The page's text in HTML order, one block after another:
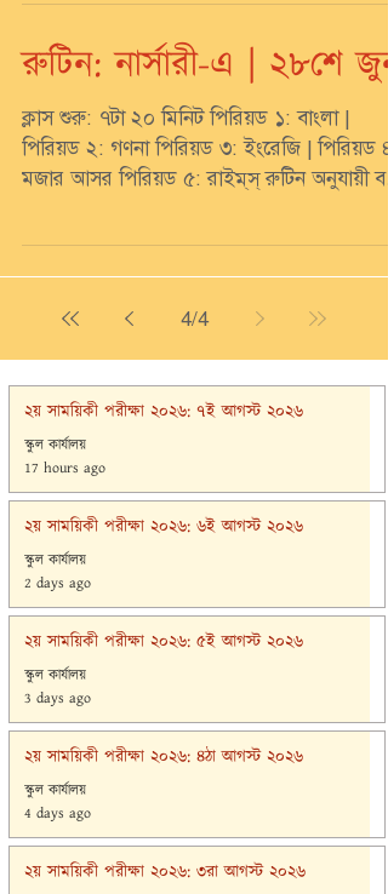
রুটিন: নার্সারী-এ | ২৮শে জুন
ক্লাস শুরু: ৭টা ২০ মিনিট পিরিয়ড ১: বাংলা |
পিরিয়ড ২: গণনা পিরিয়ড ৩: ইংরেজি | পিরিয়ড ৪:
মজার আসর পিরিয়ড ৫: রাইম্‌স্‌ রুটিন অনুযায়ী
4/4
২য় সাময়িকী পরীক্ষা ২০২৬: ৭ই আগস্ট ২০২৬
স্কুল কার্যালয়
17 hours ago
২য় সাময়িকী পরীক্ষা ২০২৬: ৬ই আগস্ট ২০২৬
স্কুল কার্যালয়
2 days ago
২য় সাময়িকী পরীক্ষা ২০২৬: ৫ই আগস্ট ২০২৬
স্কুল কার্যালয়
3 days ago
২য় সাময়িকী পরীক্ষা ২০২৬: ৪ঠা আগস্ট ২০২৬
স্কুল কার্যালয়
4 days ago
২য় সাময়িকী পরীক্ষা ২০২৬: ৩রা আগস্ট ২০২৬